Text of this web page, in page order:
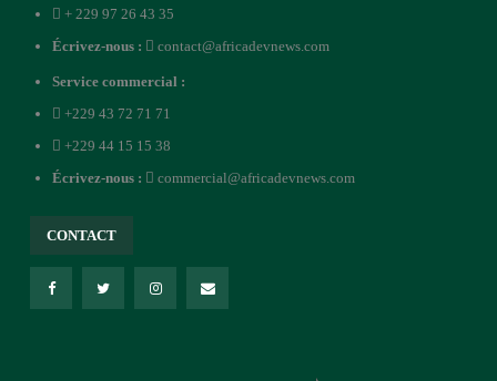
+ 229 97 26 43 35
Écrivez-nous :
contact@africadevnews.com
Service commercial :
+229 43 72 71 71
+229 44 15 15 38
Écrivez-nous :
commercial@africadevnews.com
CONTACT